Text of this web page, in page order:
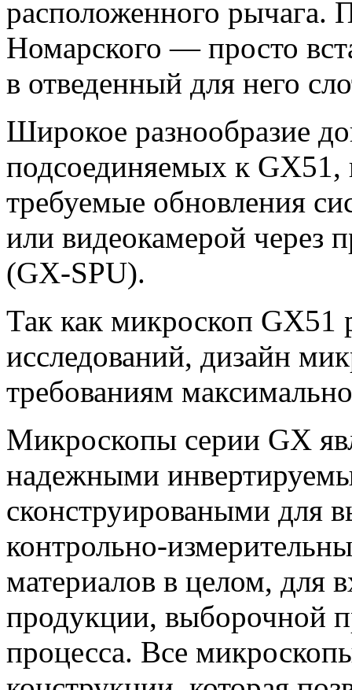
расположенного
Номарского — просто
в отведенный для него
Широкое разнообразие
подсоединяемых к GX51,
требуемые обновления
или видеокамерой через
(GX-SPU).
Так как микроскоп GX51
исследований, дизайн
требованиям
Микроскопы серии GX
надежными
сконструироваными для
контрольно-
материалов в целом, для
продукции, выборочной
процесса. Все